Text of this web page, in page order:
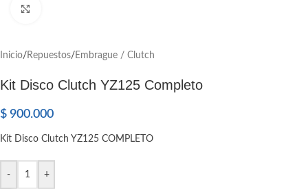
Inicio/ Repuestos/ Embrague / Clutch
Kit Disco Clutch YZ125 Completo
$ 900.000
Kit Disco Clutch YZ125 COMPLETO
- +